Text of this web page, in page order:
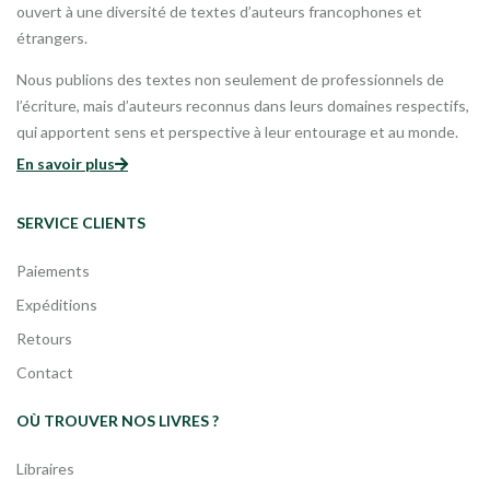
ouvert à une diversité de textes d’auteurs francophones et
étrangers.
Nous publions des textes non seulement de professionnels de
l’écriture, mais d’auteurs reconnus dans leurs domaines respectifs,
qui apportent sens et perspective à leur entourage et au monde.
En savoir plus
SERVICE CLIENTS
Paiements
Expéditions
Retours
Contact
OÙ TROUVER NOS LIVRES ?
Libraires